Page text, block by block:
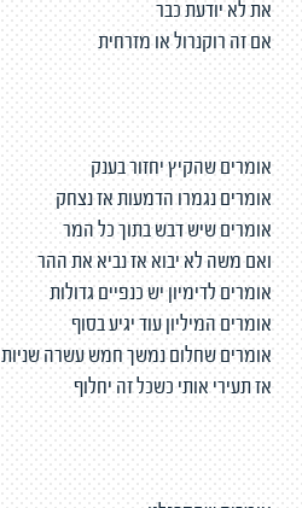
את לא יודעת כבר
אם זה רוקנרול או מזרחית
אומרים שהקיץ יחזור בענק
אומרים נגמרו הדמעות אז נצחק
אומרים שיש דבש בתוך כל המר
ואם משה לא יבוא אז נביא את ההר
אומרים לדימיון יש כנפיים גדולות
אומרים המיליון עוד יגיע בסוף
אומרים שחלום נמשך חמש עשרה שניות
אז תעירי אותי כשכל זה יחלוף